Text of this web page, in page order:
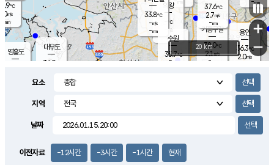
℃
m/s
mm
영흥도
mm
용인
36.3℃
2.0m/s
mm
2.1m/s
대부도
34.0
의왕
- ℃
m/s
mm
기흥구갈
38.0℃
2.1m/s
-
33.8℃
-m/s
-mm
37.6℃
2.7m/s
-mm
수원
35.7℃
2 m/s
+
−
20 km
요소
지역
날짜
이전자료 -12시간 -3시간 -1시간 현재